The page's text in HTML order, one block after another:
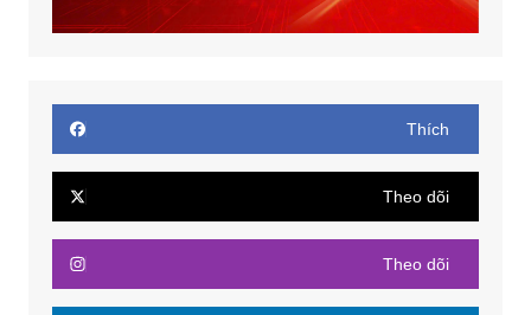
Thích
Theo dõi
Theo dõi